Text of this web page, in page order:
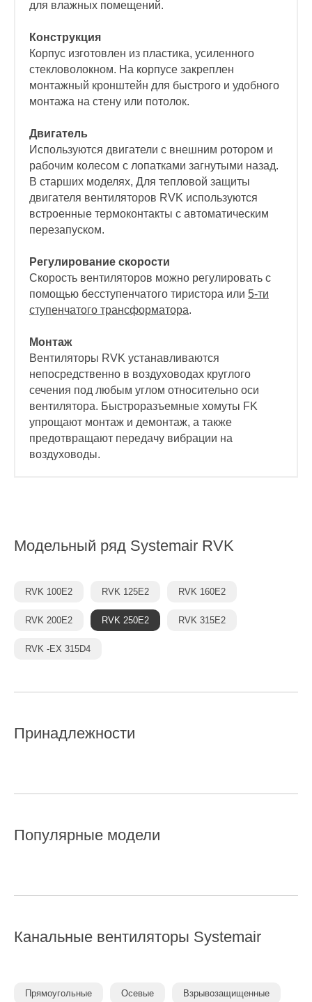
для влажных помещений.
Конструкция
Корпус изготовлен из пластика, усиленного
стекловолокном. На корпусе закреплен
монтажный кронштейн для быстрого и удобного
монтажа на стену или потолок.
Двигатель
Используются двигатели с внешним ротором и
рабочим колесом с лопатками загнутыми назад.
В старших моделях, Для тепловой защиты
двигателя вентиляторов RVK используются
встроенные термоконтакты с автоматическим
перезапуском.
Регулирование скорости
Скорость вентиляторов можно регулировать с
помощью бесступенчатого тиристора или 5-ти
ступенчатого трансформатора.
Монтаж
Вентиляторы RVK устанавливаются
непосредственно в воздуховодах круглого
сечения под любым углом относительно оси
вентилятора. Быстроразъемные хомуты FK
упрощают монтаж и демонтаж, а также
предотвращают передачу вибрации на
воздуховоды.
Модельный ряд Systemair RVK
RVK 100E2 RVK 125E2 RVK 160E2
RVK 200E2 RVK 250E2 RVK 315E2
RVK -EX 315D4
Принадлежности
Популярные модели
Канальные вентиляторы Systemair
Прямоугольные Осевые Взрывозащищенные